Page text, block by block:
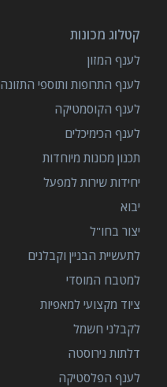
קטלוג מכונות
לענף המזון
לענף התרופות ותוספי התזונה
לענף הקוסמטיקה
לענף הכימיכלים
תכנון מכונות מיוחדות
יחידות שירות למפעל
יבוא
יצור בחו"ל
לתעשיית הבניין וקבלנים
למטבח המוסדי
ציוד מקצועי למאפיות
לקבלני חשמל
דלתות נירוסטה
לענף הפלסטיקה